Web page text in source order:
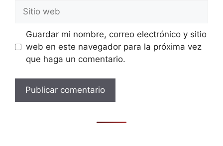
Sitio
web
Guardar mi nombre, correo electrónico y sitio
web en este navegador para la próxima vez
que haga un comentario.